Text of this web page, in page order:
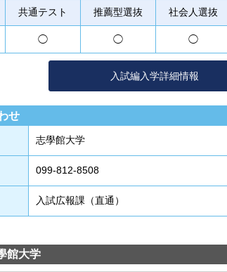
共通テスト 推薦型選抜 社会人選抜
◯ ◯ ◯
入試編入学詳細情報
せ
志學館大学
099-812-8508
入試広報課（直通）
館大学